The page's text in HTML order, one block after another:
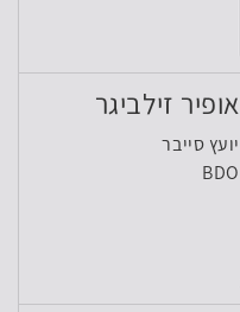
אופיר זילביגר
יועץ סייבר
BDO